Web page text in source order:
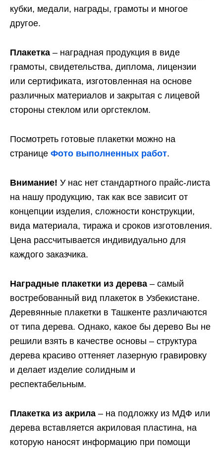
кубки, медали, награды, грамоты и многое
другое.
Плакетка – наградная продукция в виде
грамоты, свидетельства, диплома, лицензии
или сертификата, изготовленная на основе
различных материалов и закрытая с лицевой
стороны стеклом или оргстеклом.
Посмотреть готовые плакетки можно на
странице Фото выполненных работ.
Внимание! У нас нет стандартного прайс-листа
на нашу продукцию, так как все зависит от
концепции изделия, сложности конструкции,
вида материала, тиража и сроков изготовления.
Цена рассчитывается индивидуально для
каждого заказчика.
Наградные плакетки из дерева – самый
востребованный вид плакеток в Узбекистане.
Деревянные плакетки в Ташкенте различаются
от типа дерева. Однако, какое бы дерево Вы не
решили взять в качестве основы – структура
дерева красиво оттеняет лазерную гравировку
и делает изделие солидным и
респектабельным.
Плакетка из акрила – на подложку из МДФ или
дерева вставляется акриловая пластина, на
которую наносят информацию при помощи